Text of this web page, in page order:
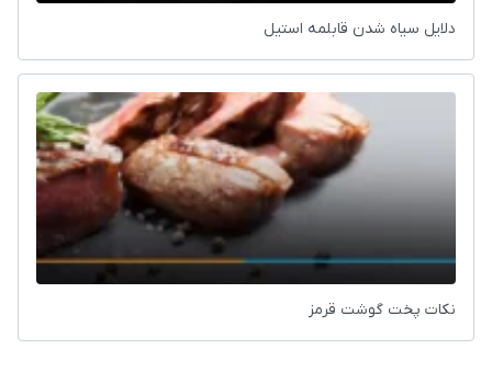
دلایل سیاه شدن قابلمه استیل
نکات پخت گوشت قرمز